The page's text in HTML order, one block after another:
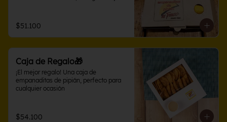
$51.100
Caja de Regalo🎁
¡El mejor regalo! Una caja de
empanaditas de pipián, perfecto para
cualquier ocasión
$54.100